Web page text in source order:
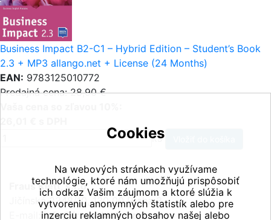
Business Impact B2-C1 – Hybrid Edition – Student’s Book
2.3 + MP3 allango.net + License (24 Months)
EAN: 9783125010772
Predajná cena: 28,90 €
ks
Fraus Klett, s.r.o.
Jičínská 2348/10, 130 00 Praha 3
E-mail:info@fraus-klett.cz
Cookies
Na webových stránkach využívame
technológie, ktoré nám umožňujú prispôsobiť
ich odkaz Vašim záujmom a ktoré slúžia k
vytvoreniu anonymných štatistík alebo pre
inzerciu reklamných obsahov našej alebo